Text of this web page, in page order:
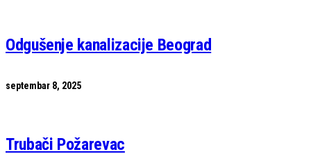
Odgušenje kanalizacije Beograd
septembar 8, 2025
Trubači Požarevac